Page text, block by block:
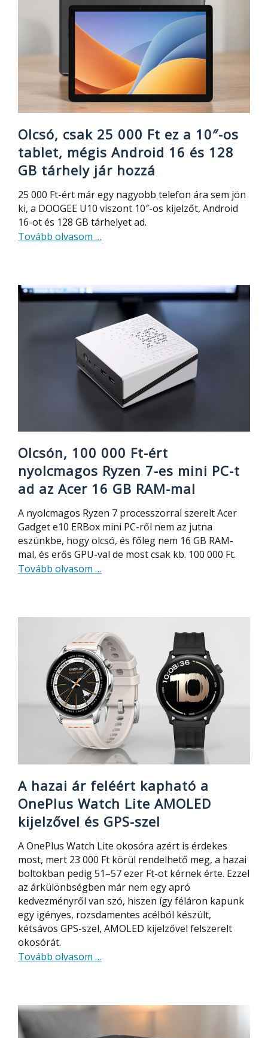
Olcsó, csak 25 000 Ft ez a 10″-os
tablet, mégis Android 16 és 128
GB tárhely jár hozzá
25 000 Ft-ért már egy nagyobb telefon ára sem jön
ki, a DOOGEE U10 viszont 10″-os kijelzőt, Android
16-ot és 128 GB tárhelyet ad.
Tovább olvasom about
000
ez
10″-
os
tablet,
mégis
Android
16
és
128
GB
tárhely
hozzá
…
Olcsón, 100 000 Ft-ért
nyolcmagos Ryzen 7-es mini PC-t
ad az Acer 16 GB RAM-mal
A nyolcmagos Ryzen 7 processzorral szerelt Acer
Gadget e10 ERBox mini PC-ről nem az jutna
eszünkbe, hogy olcsó, és főleg nem 16 GB RAM-
mal, és erős GPU-val de most csak kb. 100 000 Ft.
Tovább olvasom about
ért
nyolcmagos
Ryzen
7-
es
mini
PC-
t
ad
az
Acer
16
GB
mal
…
A hazai ár feléért kapható a
OnePlus Watch Lite AMOLED
kijelzővel és GPS-szel
A OnePlus Watch Lite okosóra azért is érdekes
most, mert 23 000 Ft körül rendelhető meg, a hazai
boltokban pedig 51–57 ezer Ft-ot kérnek érte. Ezzel
az árkülönbségben már nem egy apró
kedvezményről van szó, hiszen így féláron kapunk
egy igényes, rozsdamentes acélból készült,
kétsávos GPS-szel, AMOLED kijelzővel felszerelt
okosórát.
Tovább olvasom about
feléért
…